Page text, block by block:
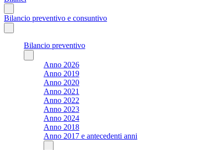
Bilancio preventivo e consuntivo
Bilancio preventivo
Anno 2026
Anno 2019
Anno 2020
Anno 2021
Anno 2022
Anno 2023
Anno 2024
Anno 2018
Anno 2017 e antecedenti anni